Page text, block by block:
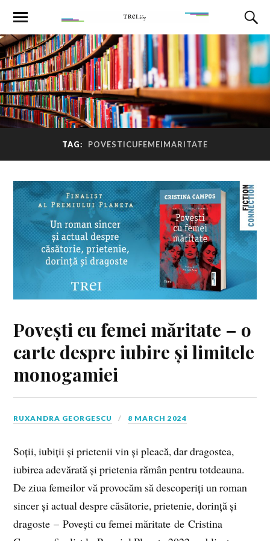
TAG: POVESTICUFEMEIMARITATE
Povești cu femei măritate – o
carte despre iubire și limitele
monogamiei
RUXANDRA GEORGESCU 8 MARCH 2024
Soții, iubiții și prietenii vin și pleacă, dar dragostea,
iubirea adevărată și prietenia rămân pentru totdeauna.
De ziua femeilor vă provocăm să descoperiți un roman
sincer și actual despre căsătorie, prietenie, dorință și
dragoste – Povești cu femei măritate de Cristina